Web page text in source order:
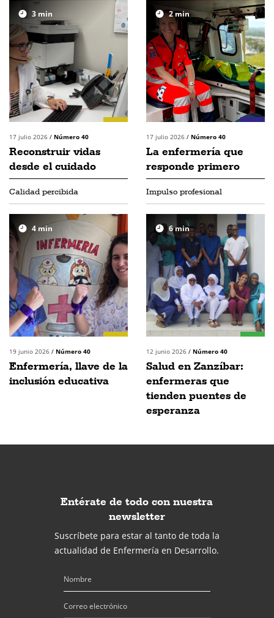
3 min
17 julio 2026 / Número 40
Reconstruir vidas
desde el cuidado
2min
17 julio 2026 / Número 40
La enfermería que
responde primero
Calidad percibida
4min
19 junio 2026 / Número 40
Enfermería, llave de la
inclusión educativa
Impulso profesional
6min
12 junio 2026 / Número 40
Salud en Zanzíbar:
enfermeras que
tienden puentes de
esperanza
Entérate de todo con nuestra
newsletter
Suscríbete para estar al tanto de toda la
actualidad de Enfermería en Desarrollo.